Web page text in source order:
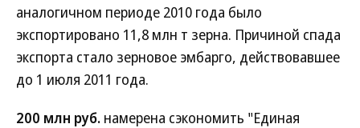
аналогичном периоде 2010 года было
экспортировано 11,8 млн т зерна. Причиной спада
экспорта стало зерновое эмбарго, действовавшее
до 1 июля 2011 года.
200 млн руб. намерена сэкономить "Единая